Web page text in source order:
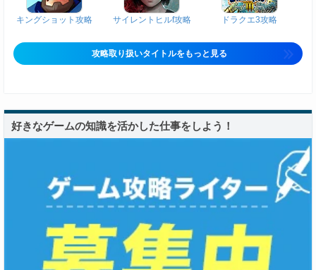
キングショット攻略 サイレントヒルf攻略 ドラクエ3攻略
攻略取り扱いタイトルをもっと見る
好きなゲームの知識を活かした仕事をしよう！